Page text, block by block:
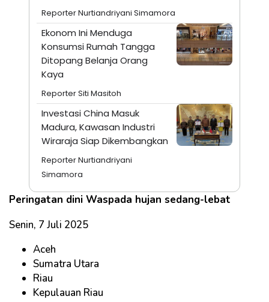
Reporter Nurtiandriyani Simamora
Ekonom Ini Menduga
Konsumsi Rumah Tangga
Ditopang Belanja Orang
Kaya
Reporter Siti Masitoh
Investasi China Masuk
Madura, Kawasan Industri
Wiraraja Siap Dikembangkan
Reporter Nurtiandriyani
Simamora
Peringatan dini Waspada hujan sedang-lebat
Senin, 7 Juli 2025
Aceh
Sumatra Utara
Riau
Kepulauan Riau